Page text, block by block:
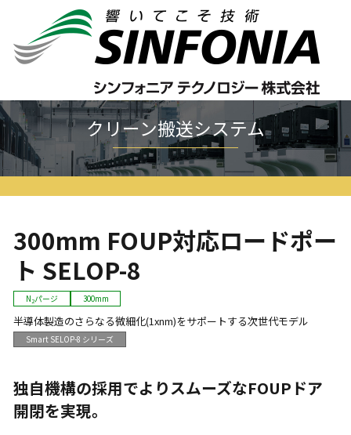
ホーム クリーン搬送システム 300mm FOUP対応ロードポート SELOP-8
クリーン搬送システム
300mm FOUP対応ロードポー
ト SELOP-8
N2パージ 300mm
半導体製造のさらなる微細化(1xnm)をサポートする次世代モデル
Smart SELOP-8 シリーズ
独自機構の採用でよりスムーズなFOUPドア
開閉を実現。